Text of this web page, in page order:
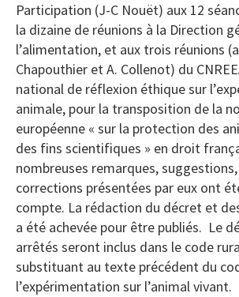
Participation (J-C Nouët) aux 12
la dizaine de réunions à la Direction
l’alimentation, et aux trois réunions
Chapouthier et A. Collenot) du
national de réflexion éthique sur
animale, pour la transposition de la
européenne « sur la protection des
des fins scientifiques » en droit
nombreuses remarques,
corrections présentées par eux ont
compte. La rédaction du décret et
a été achevée pour être publiés. Le
arrêtés seront inclus dans le code
substituant au texte précédent du
l’expérimentation sur l’animal vivant.